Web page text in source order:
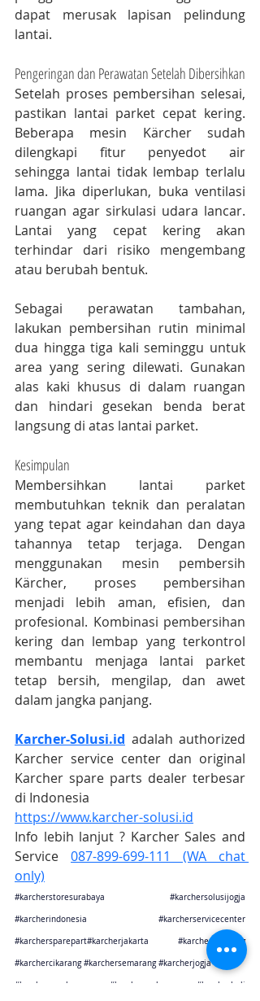
dapat merusak lapisan pelindung
lantai.
Pengeringan dan Perawatan Setelah Dibersihkan
Setelah proses pembersihan selesai,
pastikan lantai parket cepat kering.
Beberapa mesin Kärcher sudah
dilengkapi fitur penyedot air
sehingga lantai tidak lembap terlalu
lama. Jika diperlukan, buka ventilasi
ruangan agar sirkulasi udara lancar.
Lantai yang cepat kering akan
terhindar dari risiko mengembang
atau berubah bentuk.
Sebagai perawatan tambahan,
lakukan pembersihan rutin minimal
dua hingga tiga kali seminggu untuk
area yang sering dilewati. Gunakan
alas kaki khusus di dalam ruangan
dan hindari gesekan benda berat
langsung di atas lantai parket.
Kesimpulan
Membersihkan lantai parket
membutuhkan teknik dan peralatan
yang tepat agar keindahan dan daya
tahannya tetap terjaga. Dengan
menggunakan mesin pembersih
Kärcher, proses pembersihan
menjadi lebih aman, efisien, dan
profesional. Kombinasi pembersihan
kering dan lembap yang terkontrol
membantu menjaga lantai parket
tetap bersih, mengilap, dan awet
dalam jangka panjang.
Karcher-Solusi.id adalah authorized
Karcher service center dan original
Karcher spare parts dealer terbesar
di Indonesia
https://www.karcher-solusi.id
Info lebih lanjut ? Karcher Sales and
Service 087-899-699-111 (WA chat
only)
#karcherstoresurabaya #karchersolusijogja
#karcherindonesia #karcherservicecenter
#karchersparepart#karcherjakarta #karcherbandung
#karchercikarang #karchersemarang #karcherjogja
#karchersurabaya #karchermalang #karcherbali